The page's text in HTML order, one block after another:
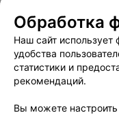
Вакансии
Публичный
Связаться
Обработка
Наш сайт использует
удобства
статистики и
рекомендаций.
Вы можете